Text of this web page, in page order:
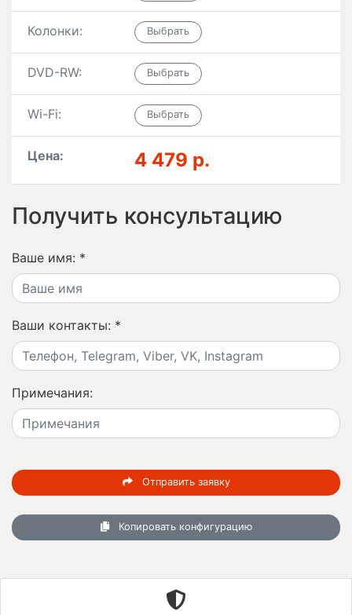
Колонки:
DVD-RW:
Wi-Fi:
Цена: 4 479 р.
Получить консультацию
Ваше имя: *
Ваши контакты: *
Примечания:
Отправить заявку
Копировать конфигурацию